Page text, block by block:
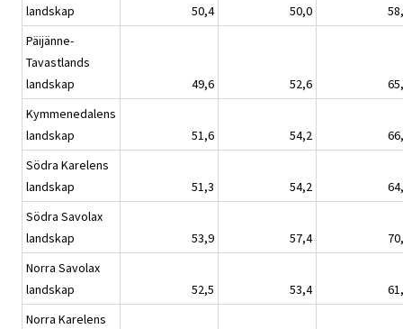
landskap
50,4 50,0
Päijänne-
Tavastlands
landskap
49,6 52,6
Kymmenedalens
landskap
51,6 54,2
Södra Karelens
landskap
51,3 54,2
Södra Savolax
landskap
53,9 57,4
Norra Savolax
landskap
52,5 53,4
Norra Karelens